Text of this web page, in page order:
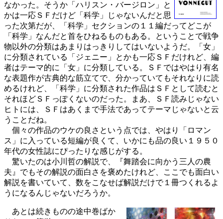
なかった。そうか「ハリスン・バージロン」と
かは一応ＳＦだけど「科学」じゃないんだと思
った次第だが、「科学」セクションの１１編だってどこが
「科学」なんだと首をひねるものもある。ということで戦争
物以外の分類はあまりはっきりしてはいないようだ。「女」
に分類されている「ジェニー」とかも一応ＳＦだけれど、編
者はテーマ的に「女」に分類している。ＳＦではやはり有名
な表題作が古典的な筋立てで、分かっていてもそれなりに読
めるけれど、「科学」に分類された作品はＳＦとして読むと
それほどＳＦっぽくないのだった。まあ、ＳＦ読みじゃない
ヒトには、ＳＦはあくまで手法であってテーマじゃないと云
うことだね。
個々の作品のウケの良さという点では、やはり「ロマン
ス」に入っている短編が良くて、いかにも品の良い１９５０
年代の女性誌にぴったりな感じがする。
驚いたのは小川哲の解説で、『舞踏会に向かう三人の農
夫』でもその解説の面白さを褒めたけれど、ここでも面白い
解説を書いていて、数をこなせば解説だけで１冊つくれるよ
うになるんじゃないだろうか。
あとは続きものの途中巻ばか